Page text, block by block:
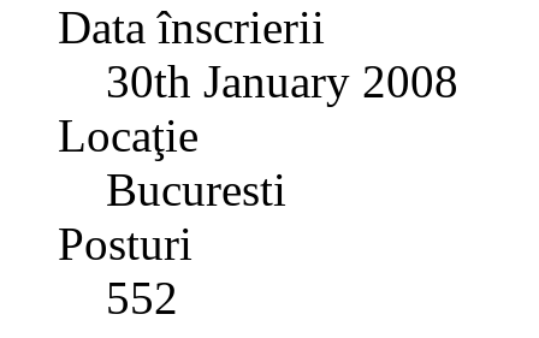
Data înscrierii
30th January 2008
Locaţie
Bucuresti
Posturi
552